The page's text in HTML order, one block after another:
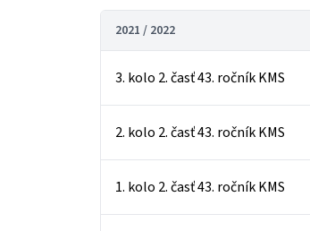
2021 / 2022
3. kolo 2. časť 43. ročník KMS
2. kolo 2. časť 43. ročník KMS
1. kolo 2. časť 43. ročník KMS